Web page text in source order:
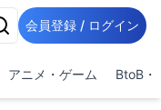
会員登録 / ログイン
アニメ・ゲーム BtoB・